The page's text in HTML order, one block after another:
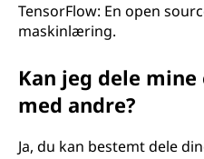
TensorFlow: En open
maskinlæring.
Kan jeg dele
med andre?
Ja, du kan bestemt dele